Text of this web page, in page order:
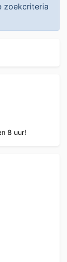
zoekcriteria
8 uur!